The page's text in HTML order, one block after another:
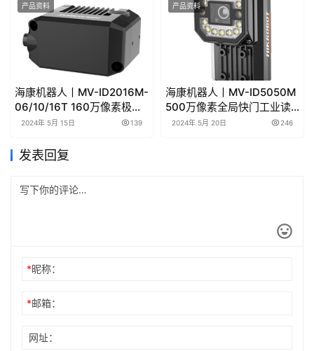
产品资料
海康机器人丨MV-ID2016M-
06/10/16T 160万像素极小
型智能读码器产品彩页/用户
2024年 5月 15日 139
产品资料
海康机器人丨MV-ID5050M
500万像素全局快门工业读
码器产品彩页/用户手册下载
2024年 5月 20日 246
发表回复
*昵称：
*邮箱：
网址：